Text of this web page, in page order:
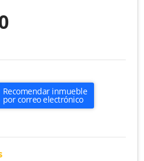
Recomendar inmueble
por correo electrónico